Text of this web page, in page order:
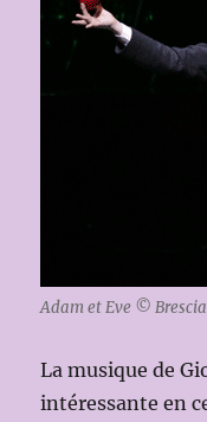
Adam et Eve ©
La musique de
intéressante en